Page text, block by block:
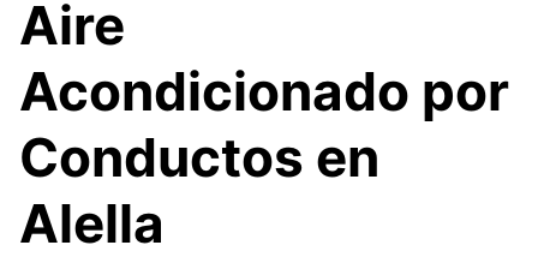
Aire
Acondicionado por
Conductos en
Alella